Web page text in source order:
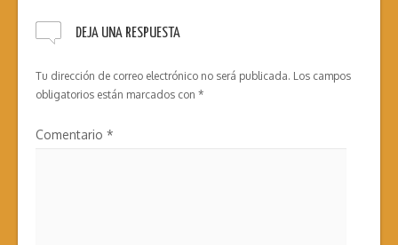
DEJA UNA RESPUESTA
Tu dirección de correo electrónico no será publicada. Los campos
obligatorios están marcados con *
Comentario *